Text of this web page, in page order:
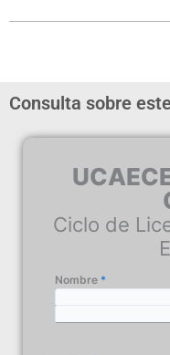
Consulta sobre
Ciclo de
Nombre *